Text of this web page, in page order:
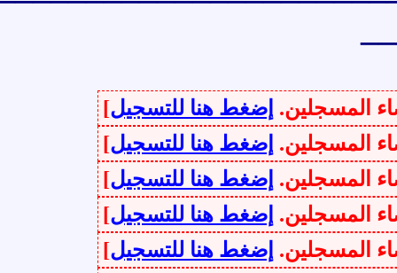
إضغط هنا للتسجيل]
إضغط هنا للتسجيل]
إضغط هنا للتسجيل]
إضغط هنا للتسجيل]
إضغط هنا للتسجيل]